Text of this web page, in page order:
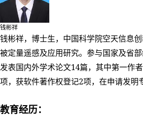
钱彬祥
钱彬祥，博士生，中国科学院空天信息
被定量遥感及应用研究。参与国家及省
发表国内外学术论文14篇，其中第一作者
项，获软件著作权登记2项，在申请发明
教育经历：